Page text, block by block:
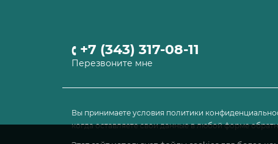
+7 (343) 317-08-11
Перезвоните мне
Вы принимаете условия политики
когда оставляете свои данные в любой форме